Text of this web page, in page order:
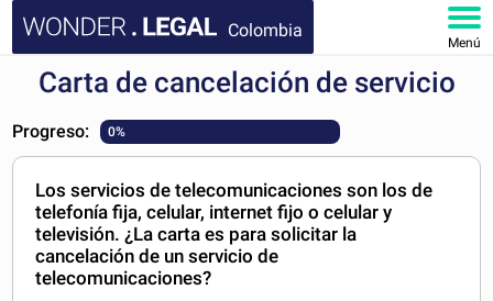
Colombia
Menú
INICIO
DOCUMENTOS
FAQ
MI CUENTA
Carta de cancelación de servicio
Progreso: 0%
Los servicios de telecomunicaciones son los de
telefonía fija, celular, internet fijo o celular y
televisión. ¿La carta es para solicitar la
cancelación de un servicio de
telecomunicaciones?